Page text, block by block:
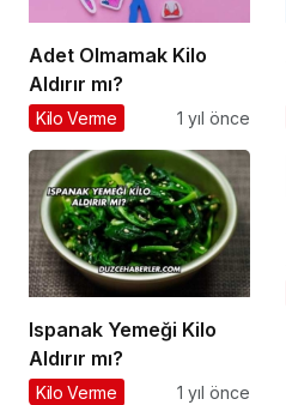
Adet Olmamak Kilo
Aldırır mı?
Kilo Verme 1 yıl önce
Ispanak Yemeği Kilo
Aldırır mı?
Kilo Verme 1 yıl önce